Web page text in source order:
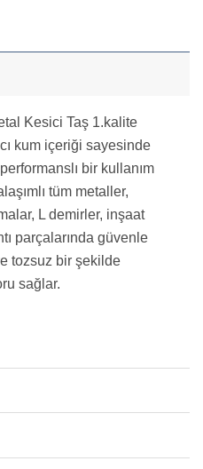
Kesici Taş 1.kalite
kum içeriği sayesinde
bir kullanım
tüm metaller,
L demirler, inşaat
parçalarında güvenle
tozsuz bir şekilde
sağlar.